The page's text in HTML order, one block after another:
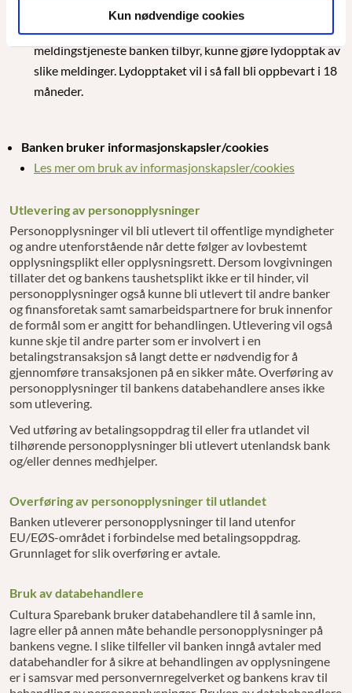
Kun nødvendige cookies
For å gi mulighet til å dokumentere melding om tap av
meldingstjeneste banken tilbyr, kunne gjøre lydopptak av
slike meldinger. Lydopptaket vil i så fall bli oppbevart i 18
måneder.
Banken bruker informasjonskapsler/cookies
Les mer om bruk av informasjonskapsler/cookies
Utlevering av personopplysninger
Personopplysninger vil bli utlevert til offentlige myndigheter
og andre utenforstående når dette følger av lovbestemt
opplysningsplikt eller opplysningsrett. Dersom lovgivningen
tillater det og bankens taushetsplikt ikke er til hinder, vil
personopplysninger også kunne bli utlevert til andre banker
og finansforetak samt samarbeidspartnere for bruk innenfor
de formål som er angitt for behandlingen. Utlevering vil også
kunne skje til andre parter som er involvert i en
betalingstransaksjon så langt dette er nødvendig for å
gjennomføre transaksjonen på en sikker måte. Overføring av
personopplysninger til bankens databehandlere anses ikke
som utlevering.
Ved utføring av betalingsoppdrag til eller fra utlandet vil
tilhørende personopplysninger bli utlevert utenlandsk bank
og/eller dennes medhjelper.
Overføring av personopplysninger til utlandet
Banken utleverer personopplysninger til land utenfor
EU/EØS-området i forbindelse med betalingsoppdrag.
Grunnlaget for slik overføring er avtale.
Bruk av databehandlere
Cultura Sparebank bruker databehandlere til å samle inn,
lagre eller på annen måte behandle personopplysninger på
bankens vegne. I slike tilfeller vil banken inngå avtaler med
databehandler for å sikre at behandlingen av opplysningene
er i samsvar med personvernregelverket og bankens krav til